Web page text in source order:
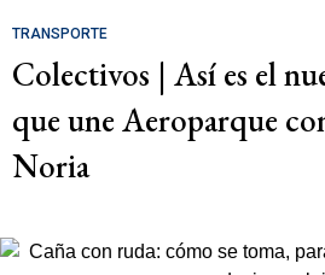
TRANSPORTE
Colectivos | Así es el
que une Aeroparque
Noria